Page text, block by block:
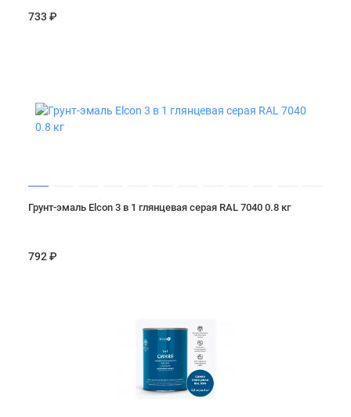
733 ₽
Грунт-эмаль Elcon 3 в 1 глянцевая серая RAL 7040 0.8 кг
792 ₽